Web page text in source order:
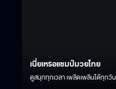
เนี่ยเหรอแชมป์มวยไทย
ดูสนุกทุกเวลา เพลิดเพลินได้ทุกวัน